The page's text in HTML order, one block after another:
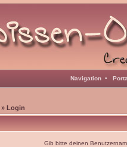
Navigation •
» Login
Gib bitte deinen